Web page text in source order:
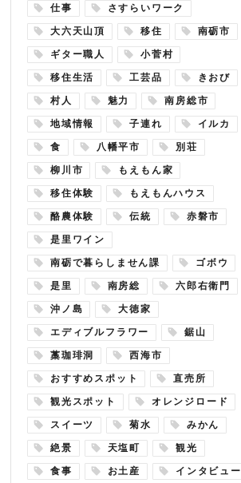
仕事 さすらいワーク
大六天山頂 移住 南砺市
ギター職人 小菅村
移住生活 工芸品 きおび
村人 魅力 南房総市
地域情報 子連れ イルカ
食 八幡平市 別荘
柳川市 もえもん家
移住体験 もえもんハウス
酪農体験 伝統 赤磐市
是里ワイン
南砺で暮らしません課 ゴボウ
是里 南房総 六郎右衛門
沖ノ島 大徳家
エディブルフラワー 鋸山
藁珈琲洞 西海市
おすすめスポット 直売所
観光スポット オレンジロード
スイーツ 菊水 みかん
絶景 天塩町 観光
食事 お土産 インタビュー